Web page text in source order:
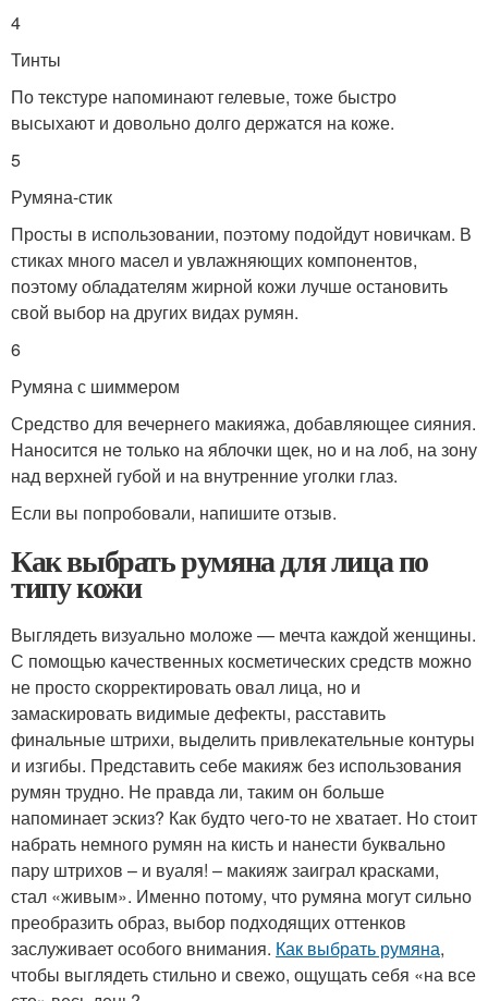
4
Тинты
По текстуре напоминают гелевые, тоже быстро
высыхают и довольно долго держатся на коже.
5
Румяна-стик
Просты в использовании, поэтому подойдут новичкам. В
стиках много масел и увлажняющих компонентов,
поэтому обладателям жирной кожи лучше остановить
свой выбор на других видах румян.
6
Румяна с шиммером
Средство для вечернего макияжа, добавляющее сияния.
Наносится не только на яблочки щек, но и на лоб, на зону
над верхней губой и на внутренние уголки глаз.
Если вы попробовали, напишите отзыв.
Как выбрать румяна для лица по
типу кожи
Выглядеть визуально моложе — мечта каждой женщины.
С помощью качественных косметических средств можно
не просто скорректировать овал лица, но и
замаскировать видимые дефекты, расставить
финальные штрихи, выделить привлекательные контуры
и изгибы. Представить себе макияж без использования
румян трудно. Не правда ли, таким он больше
напоминает эскиз? Как будто чего-то не хватает. Но стоит
набрать немного румян на кисть и нанести буквально
пару штрихов – и вуаля! – макияж заиграл красками,
стал «живым». Именно потому, что румяна могут сильно
преобразить образ, выбор подходящих оттенков
заслуживает особого внимания. Как выбрать румяна,
чтобы выглядеть стильно и свежо, ощущать себя «на все